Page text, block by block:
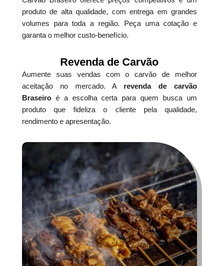
produto de alta qualidade, com entrega em grandes
volumes para toda a região. Peça uma cotação e
garanta o melhor custo-benefício.
Revenda de Carvão
Aumente suas vendas com o carvão de melhor
aceitação no mercado. A revenda de carvão
Braseiroé a escolha certa para quem busca um
produto que fideliza o cliente pela qualidade,
rendimento e apresentação.